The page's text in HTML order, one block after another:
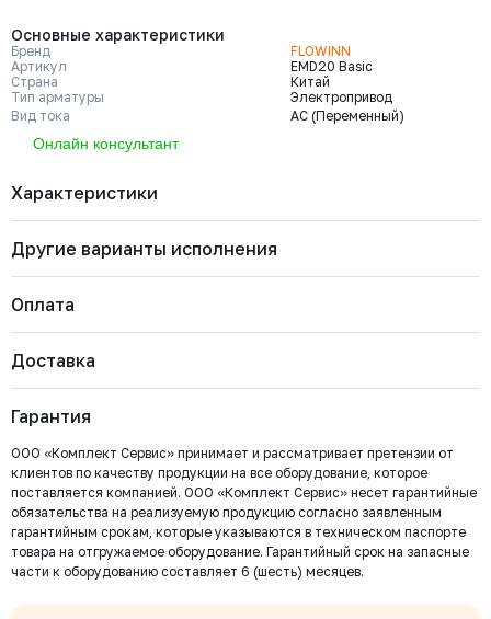
Основные характеристики
Бренд
FLOWINN
Артикул
EMD20 Basic
Страна
Китай
Тип арматуры
Электропривод
Вид тока
AC (Переменный)
Онлайн консультант
Характеристики
Бренд
Артикул
EMD20 Basic
Тип арматуры
Стандарт присоединения по ISO
5210/5211
Другие варианты исполнения
НаличиеЦена с НДС
Наличие
Есть
Цена с НДС
301 876 ₽ Купить
EMD10 Basic
НаличиеЦена с НДС
251 629 ₽ Купить
Оплата
Важно: Отгрузка товара производится после 100%
оплаты и зачисления средств на расчетный счет
ООО «Комплект Сервис».
Безналичный расчёт
Мы выставляем счёт на оплату, который можно оплатить в
любом банке
Доставка
Гарантия
ООО «Комплект Сервис» принимает и рассматривает претензии от
клиентов по качеству продукции на все оборудование, которое
поставляется компанией. ООО «Комплект Сервис» несет гарантийные
обязательства на реализуемую продукцию согласно заявленным
гарантийным срокам, которые указываются в техническом паспорте
товара на отгружаемое оборудование. Гарантийный срок на запасные
части к оборудованию составляет 6 (шесть) месяцев.